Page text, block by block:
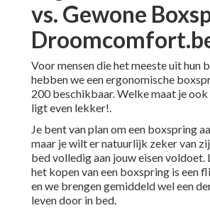
vs. Gewone
Voor mensen die het meeste uit hun
hebben we een ergonomische
200 beschikbaar. Welke maat je
ligt even lekker!.
Je bent van plan om een boxspring
maar je wilt er natuurlijk zeker van
bed volledig aan jouw eisen voldoet.
het kopen van een boxspring is een
en we brengen gemiddeld wel een
leven door in bed.